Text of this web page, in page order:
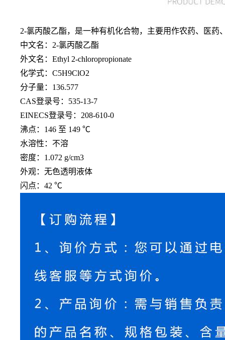
2-氯丙酸乙酯，是一种有机化合物，主要用作农药、医药
中文名： 2-氯丙酸乙酯
外文名： Ethyl 2-chloropropionate
化学式： C5H9ClO2
分子量： 136.577
CAS登录号：535-13-7
EINECS登录号：208-610-0
沸点： 146 至 149 ℃
水溶性：不溶
密度： 1.072 g/cm3
外观：无色透明液体
闪点： 42 ℃